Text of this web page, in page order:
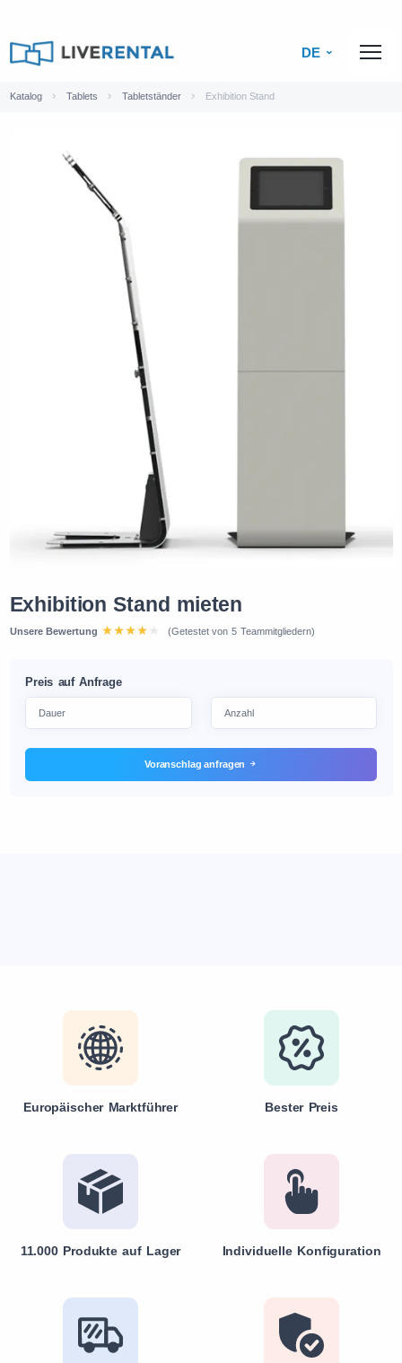
DE
Katalog Tablets Tabletständer Exhibition Stand
Exhibition Stand mieten
Unsere Bewertung (Getestet von 5 Teammitgliedern)
Preis auf Anfrage
Voranschlag anfragen
Europäischer Marktführer Bester Preis
11.000 Produkte auf Lager Individuelle Konfiguration